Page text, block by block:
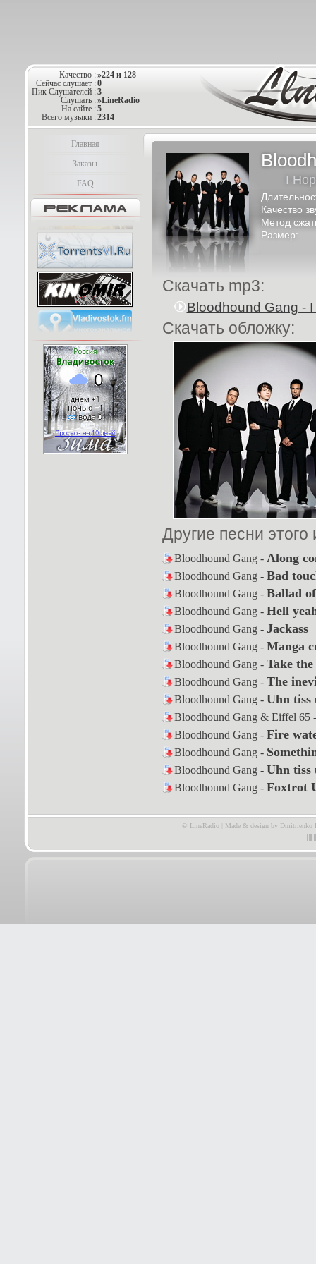
Качество :»224 и 128
Сейчас слушает :0
Пик Слушателей :3
Слушать :»LineRadio
На сайте :5
Всего музыки :2314
Главная
Заказы
FAQ
I
Качество
Метод
Размер:
Скачать mp3:
Bloodhound Gang -
Скачать обложку:
Другие песни
Bloodhound Gang - Along
Bloodhound Gang - Bad
Bloodhound Gang - Ballad
Bloodhound Gang - Hell
Bloodhound Gang - Jackass
Bloodhound Gang - Manga
Bloodhound Gang - Take
Bloodhound Gang - The
Bloodhound Gang - Uhn tiss
Bloodhound Gang & Eiffel 65
Bloodhound Gang - Fire
Bloodhound Gang -
Bloodhound Gang - Uhn tiss
Bloodhound Gang - Foxtrot
© LineRadio | Made & design by Dmitrienko